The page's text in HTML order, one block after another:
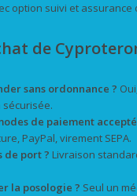
option suivi et assurance
de
sans ordonnance ?
de paiement
PayPal, virement SEPA.
de port ? Livraison
la posologie ? Seul un